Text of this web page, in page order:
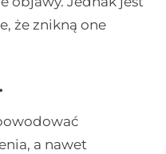
że znikną one
a nawet